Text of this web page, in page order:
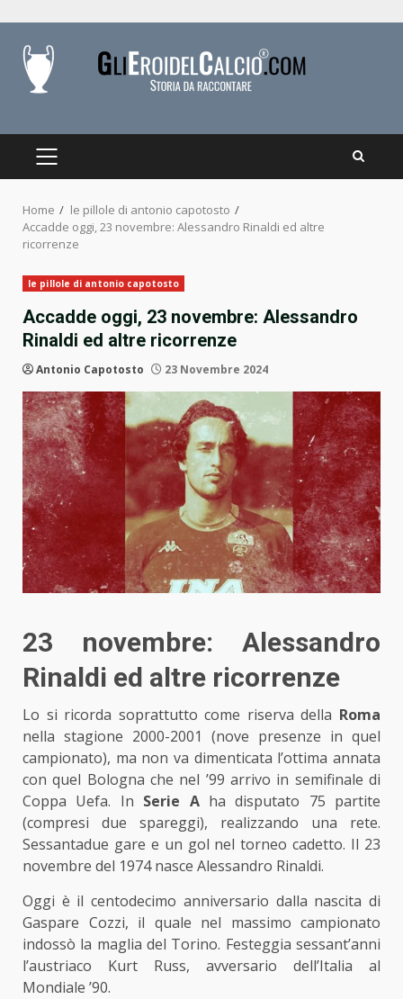
content
PRIMARY
Home
le pillole di antonio capotosto
Accadde oggi, 23 novembre: Alessandro Rinaldi ed altre
ricorrenze
le pillole di antonio capotosto
Accadde oggi, 23 novembre: Alessandro
Rinaldi ed altre ricorrenze
Antonio Capotosto 23 Novembre 2024
23 novembre: Alessandro
Rinaldi ed altre ricorrenze
Lo si ricorda soprattutto come riserva della Roma
nella stagione 2000-2001 (nove presenze in quel
campionato), ma non va dimenticata l’ottima annata
con quel Bologna che nel ’99 arrivo in semifinale di
Coppa Uefa. In Serie Aha disputato 75 partite
(compresi due spareggi), realizzando una rete.
Sessantadue gare e un gol nel torneo cadetto. Il 23
novembre del 1974 nasce Alessandro Rinaldi.
Oggi è il centodecimo anniversario dalla nascita di
Gaspare Cozzi, il quale nel massimo campionato
indossò la maglia del Torino. Festeggia sessant’anni
l’austriaco Kurt Russ, avversario dell’Italia al
Mondiale ’90.